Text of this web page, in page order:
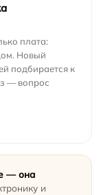
плата:
Новый
подбирается к
— вопрос
— она
и